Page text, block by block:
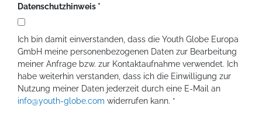
Datenschutzhinweis
Ich bin damit einverstanden, dass die Youth Globe Europa
GmbH meine personenbezogenen Daten zur Bearbeitung
meiner Anfrage bzw. zur Kontaktaufnahme verwendet. Ich
habe weiterhin verstanden, dass ich die Einwilligung zur
Nutzung meiner Daten jederzeit durch eine E-Mail an
info@youth-globe.com widerrufen kann. *